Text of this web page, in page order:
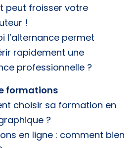
peut froisser votre
!
l’alternance permet
rapidement une
professionnelle ?
formations
choisir sa formation en
?
en ligne : comment bien